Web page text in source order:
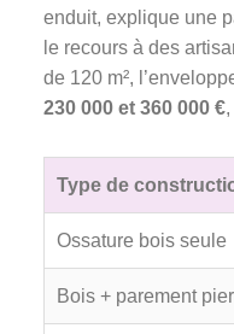
enduit, explique une
le recours à des
de 120 m²,
230 000 et 360 000 €
Type de
Ossature bois seule
Bois + parement